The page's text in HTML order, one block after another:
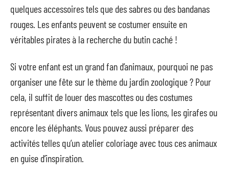
quelques accessoires tels que des sabres ou des bandanas
rouges. Les enfants peuvent se costumer ensuite en
véritables pirates à la recherche du butin caché !
Si votre enfant est un grand fan d’animaux, pourquoi ne pas
organiser une fête sur le thème du jardin zoologique ? Pour
cela, il suffit de louer des mascottes ou des costumes
représentant divers animaux tels que les lions, les girafes ou
encore les éléphants. Vous pouvez aussi préparer des
activités telles qu’un atelier coloriage avec tous ces animaux
en guise d’inspiration.